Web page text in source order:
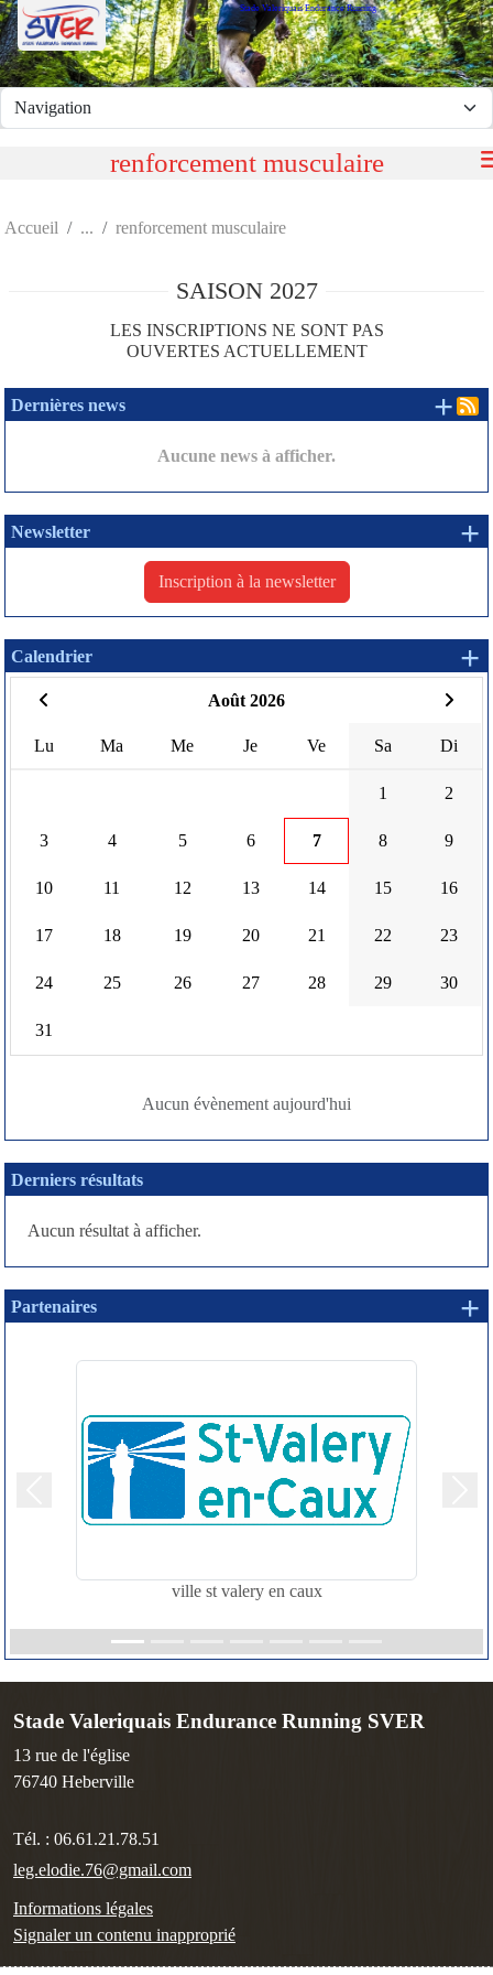
Stade Valeriquais Endurance Running
renforcement musculaire
Accueil renforcement musculaire
SAISON 2027
LES INSCRIPTIONS NE SONT PAS
OUVERTES ACTUELLEMENT
Dernières news
Aucune news à afficher.
+
Newsletter
Inscription à la newsletter
+
Calendrier
Août 2026
Lu Ma Me Je Ve Sa Di
1 2
3 4 5 6 7 8 9
10 11 12 13 14 15 16
17 18 19 20 21 22 23
24 25 26 27 28 29 30
31
Aucun évènement aujourd'hui
+
Derniers résultats
Aucun résultat à afficher.
Partenaires
ville st valery en caux
+
Stade Valeriquais Endurance Running SVER
13 rue de l'église
76740 Heberville
Tél. : 06.61.21.78.51
leg.elodie.76@gmail.com
Informations légales
Signaler un contenu inapproprié
Panneau de gestion des cookies